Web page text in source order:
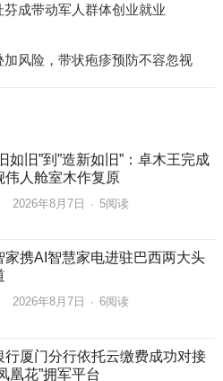
成带动军人群体创业就业
风险，带状疱疹预防不容忽视
如旧”到”造新如旧”：卓木王完成
伟人舱室木作复原
2026年8月7日 · 5阅读
家携AI智慧家电进驻巴西两大头
2026年8月7日 · 6阅读
行厦门分行依托云缴费成功对接
凰花”拥军平台